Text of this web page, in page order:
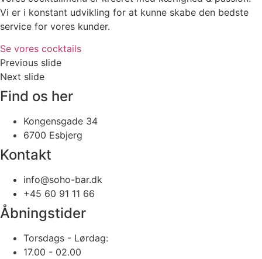
Vi er i konstant udvikling for at kunne skabe den bedste
service for vores kunder.
Se vores cocktails
Previous slide
Next slide
Find os her
Kongensgade 34
6700 Esbjerg
Kontakt
info@soho-bar.dk
+45 60 91 11 66
Åbningstider
Torsdags - Lørdag:
17.00 - 02.00